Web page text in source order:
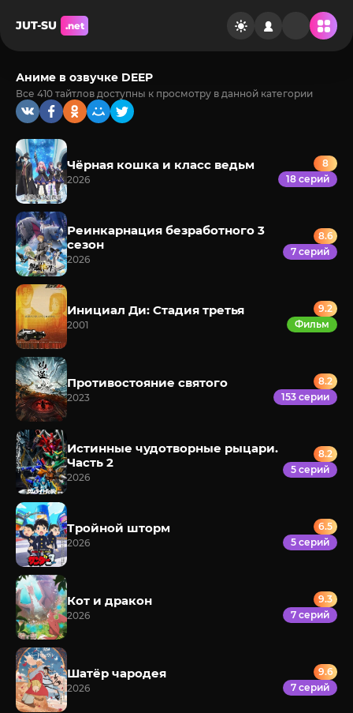
JUT-SU .net
Аниме в озвучке DEEP
Все 410 тайтлов доступны к просмотру в данной категории
Чёрная кошка и класс ведьм
2026
8
18 серий
Реинкарнация безработного 3
сезон
2026
8.6
7 серий
Инициал Ди: Стадия третья
2001
9.2
Фильм
Противостояние святого
2023
8.2
153 серии
Истинные чудотворные рыцари.
Часть 2
2026
8.2
5 серий
Тройной шторм
2026
6.5
5 серий
Кот и дракон
2026
9.3
7 серий
Шатёр чародея
2026
9.6
7 серий